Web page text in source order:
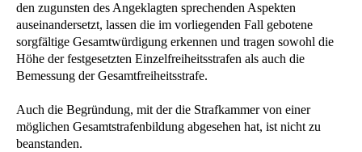
den zugunsten des Angeklagten sprechenden Aspekten
auseinandersetzt, lassen die im vorliegenden Fall gebotene
sorgfältige Gesamtwürdigung erkennen und tragen sowohl die
Höhe der festgesetzten Einzelfreiheitsstrafen als auch die
Bemessung der Gesamtfreiheitsstrafe.
Auch die Begründung, mit der die Strafkammer von einer
möglichen Gesamtstrafenbildung abgesehen hat, ist nicht zu
beanstanden.